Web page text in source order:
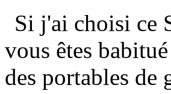
Si j'ai choisi ce
vous êtes
des portables de